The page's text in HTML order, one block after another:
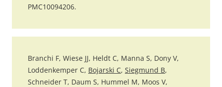
PMC10094206.
Branchi F, Wiese JJ, Heldt C, Manna S, Dony V,
Loddenkemper C, Bojarski C, Siegmund B,
Schneider T, Daum S, Hummel M, Moos V,